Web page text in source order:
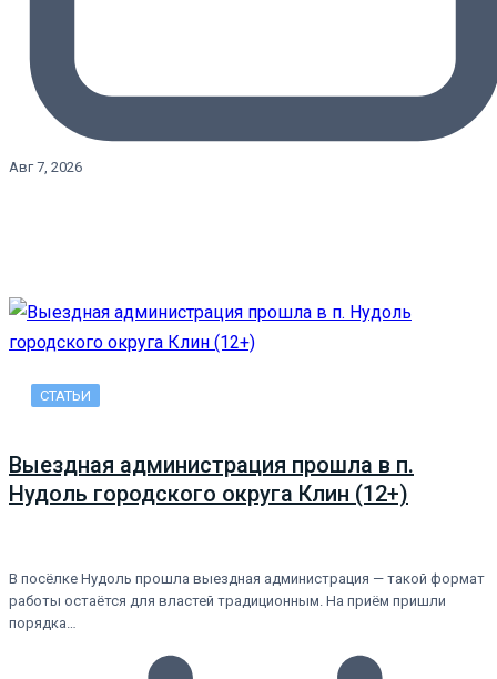
Авг 7, 2026
СТАТЬИ
Выездная администрация прошла в п.
Нудоль городского округа Клин (12+)
В посёлке Нудоль прошла выездная администрация — такой формат
работы остаётся для властей традиционным. На приём пришли
порядка…